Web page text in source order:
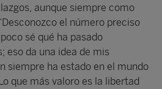
aunque siempre como
el número preciso
sé qué ha pasado
eso da una idea de mis
siempre ha estado en el mundo
que más valoro es la libertad